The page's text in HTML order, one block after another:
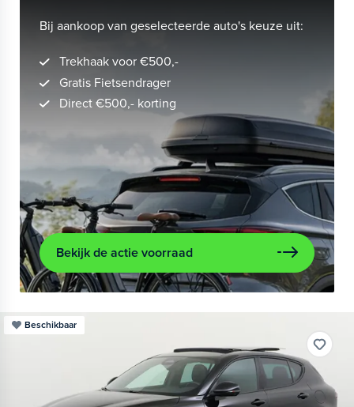
Bij aankoop van geselecteerde auto's keuze uit:
Trekhaak voor €500,-
Gratis Fietsendrager
Direct €500,- korting
Bekijk de actie voorraad
Beschikbaar